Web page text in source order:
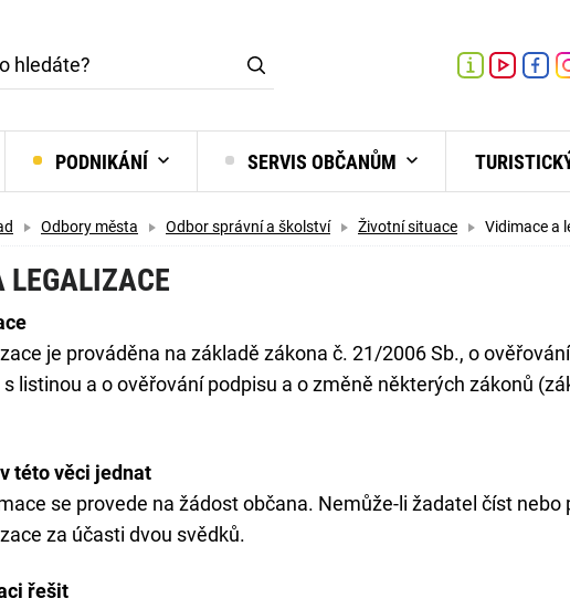
PODNIKÁNÍ SERVIS OBČANŮM
centrum
Odbory města Odbor správní a školství Životní situace Vidimace a
je prováděna na základě zákona č. 21/2006 Sb., o
listinou a o ověřování podpisu a o změně některých zákonů
této věci jednat
se provede na žádost občana. Nemůže-li žadatel číst nebo
za účasti dvou svědků.
řešit